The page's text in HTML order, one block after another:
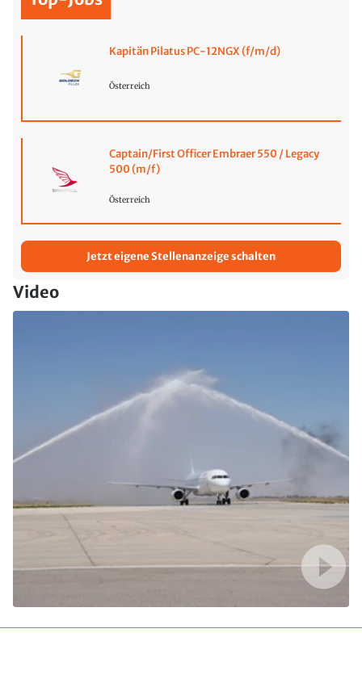
Kapitän Pilatus PC-12NGX (f/m/d)
Österreich
Captain/First Officer Embraer 550 / Legacy
500 (m/f)
Österreich
Jetzt eigene Stellenanzeige schalten
Video